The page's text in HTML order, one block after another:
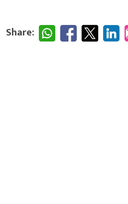
Share: